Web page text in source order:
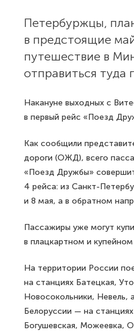
Петербуржцы,
в предстоящие
путешествие в
отправиться туда
Накануне выходных с
в первый рейс «Поезд
Как сообщили
дороги (ОЖД), всего
«Поезд Дружбы»
4 рейса: из Санкт-
и 8 мая, а в обратном
Пассажиры уже могут
в плацкартном и купейном
На территории России
на станциях Батецкая,
Новосокольники, Невель,
Белоруссии — на
Богушевская, Можеевка,